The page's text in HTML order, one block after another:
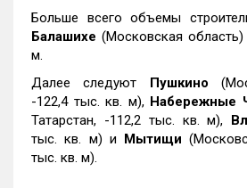
Больше всего объемы
Балашихе (Московская
м.
Далее следуют Пушкино
-122,4 тыс. кв. м), Набережные
Татарстан, -112,2 тыс. кв. м),
тыс. кв. м) и Мытищи
тыс. кв. м).